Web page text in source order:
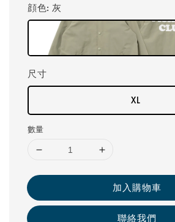
顔色: 灰
尺寸
XL
數量
加入購物車
聯絡我們